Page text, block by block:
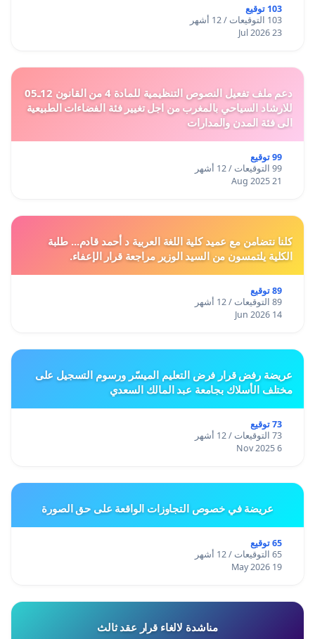
103 توقيع
103 التوقيعات / 12 أشهر
23 Jul 2026
دعم ملف تفعيل النصوص التنظيمية للمادة 4 من القانون 12ـ05
للارشاد السياحي بالمغرب من اجل تغيير فئة الفضاءات الطبيعية
الى فئة المدن والمدارات
99 توقيع
99 التوقيعات / 12 أشهر
21 Aug 2025
كلنا نتضامن مع عميد كلية اللغة العربية د أحمد قادم... طلبة
الكلية يلتمسون من السيد الوزير مراجعة قرار الإعفاء.
89 توقيع
89 التوقيعات / 12 أشهر
14 Jun 2026
عريضة رفض قرار فرض التعليم الميسّر ورسوم التسجيل على
مختلف الأسلاك بجامعة عبد المالك السعدي
73 توقيع
73 التوقيعات / 12 أشهر
6 Nov 2025
عريضة في خصوص التجاوزات الواقعة على حق الصورة
65 توقيع
65 التوقيعات / 12 أشهر
19 May 2026
مناشدة لالغاء قرار عقد ثالث